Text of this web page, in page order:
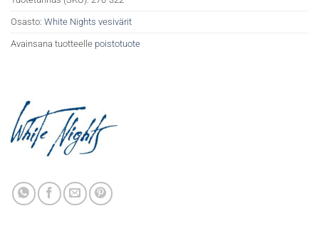
Osasto: White Nights vesivärit
Avainsana tuotteelle poistotuote